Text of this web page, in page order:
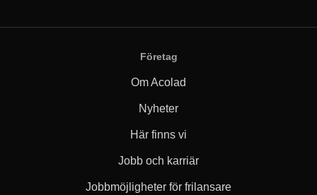
Företag
Om Acolad
Nyheter
Här finns vi
Jobb och karriär
Jobbmöjligheter för frilansare